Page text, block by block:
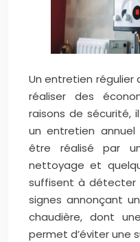
Un entretien régulier
réaliser des
raisons de sécurité,
un entretien
être réalisé par
nettoyage et
suffisent à détecter
signes annonçant
chaudière, dont
permet d’éviter une